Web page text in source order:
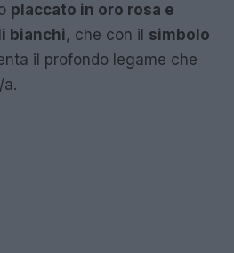
placcato in oro rosa e
bianchi, che con il simbolo
il profondo legame che